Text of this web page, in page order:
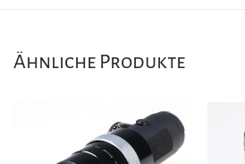
Ähnliche Produkte